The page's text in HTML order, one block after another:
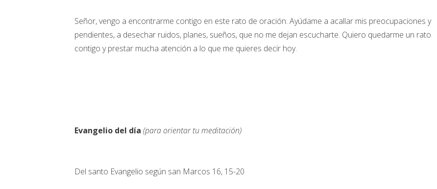
Señor, vengo a encontrarme contigo en este rato de oración. Ayúdame a acallar mis preocupaciones y
pendientes, a desechar ruidos, planes, sueños, que no me dejan escucharte. Quiero quedarme un rato
contigo y prestar mucha atención a lo que me quieres decir hoy.
Evangelio del día (para orientar tu meditación)
Del santo Evangelio según san Marcos 16, 15-20